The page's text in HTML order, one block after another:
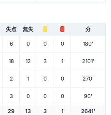
失点 無失 分
6 0 0 0 180'
18 12 3 1 2101'
2 1 0 0 270'
3 0 0 0 90'
29 13 3 1 2641'